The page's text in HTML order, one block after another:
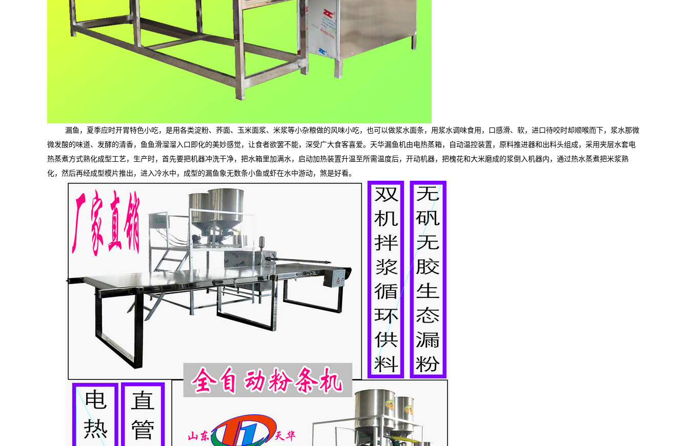
漏鱼，夏季应时开胃特色小吃，是用各类淀粉、荞面、玉米面浆、米浆等小杂粮做的风味小吃，也可以做浆水面条，用浆水调味食用，口感滑、软，进口待咬时却顺喉而下，浆水那微
微发酸的味道、发酵的清香，鱼鱼滑溜溜入口即化的美妙感觉，让食者欲罢不能，深受广大食客喜爱。天华漏鱼机由电热蒸箱，自动温控装置，原料推进器和出料头组成，采用夹层水套电
热蒸煮方式熟化成型工艺，生产时，首先要把机器冲洗干净，把水箱里加满水，启动加热装置升温至所需温度后，开动机器，把槐花和大米磨成的浆倒入机器内，通过热水蒸煮把米浆熟
化，然后再经成型模片推出，进入冷水中，成型的漏鱼象无数条小鱼或虾在水中游动，煞是好看。